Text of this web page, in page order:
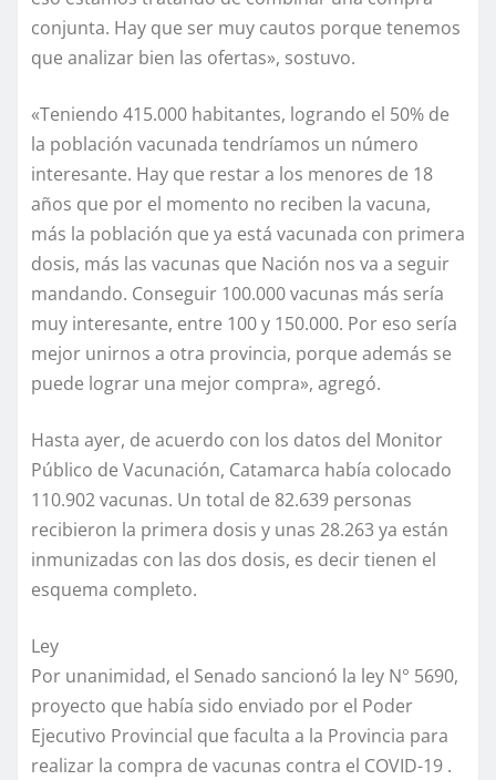
conjunta. Hay que ser muy cautos porque tenemos
que analizar bien las ofertas», sostuvo.
«Teniendo 415.000 habitantes, logrando el 50% de
la población vacunada tendríamos un número
interesante. Hay que restar a los menores de 18
años que por el momento no reciben la vacuna,
más la población que ya está vacunada con primera
dosis, más las vacunas que Nación nos va a seguir
mandando. Conseguir 100.000 vacunas más sería
muy interesante, entre 100 y 150.000. Por eso sería
mejor unirnos a otra provincia, porque además se
puede lograr una mejor compra», agregó.
Hasta ayer, de acuerdo con los datos del Monitor
Público de Vacunación, Catamarca había colocado
110.902 vacunas. Un total de 82.639 personas
recibieron la primera dosis y unas 28.263 ya están
inmunizadas con las dos dosis, es decir tienen el
esquema completo.
Ley
Por unanimidad, el Senado sancionó la ley N° 5690,
proyecto que había sido enviado por el Poder
Ejecutivo Provincial que faculta a la Provincia para
realizar la compra de vacunas contra el COVID-19 .